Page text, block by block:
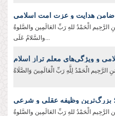
الرَّحِیم الْحَمْدُ للهِ رَبِّ العَالَمِین والصَّلوةُ
والسَّلامُ عَلَی...
و ویژگی‌های معلم تراز اسلام
الرَّحِيم الْحَمْدُ للهِ رَبِّ العَالَمِین والصَّلوةُ